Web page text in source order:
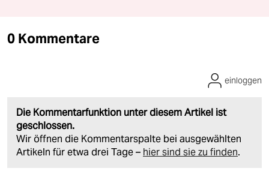
0 Kommentare
Die Kommentarfunktion unter diesem Artikel ist
geschlossen.
Wir öffnen die Kommentarspalte bei ausgewählten
Artikeln für etwa drei Tage – hier sind sie zu finden.
einloggen